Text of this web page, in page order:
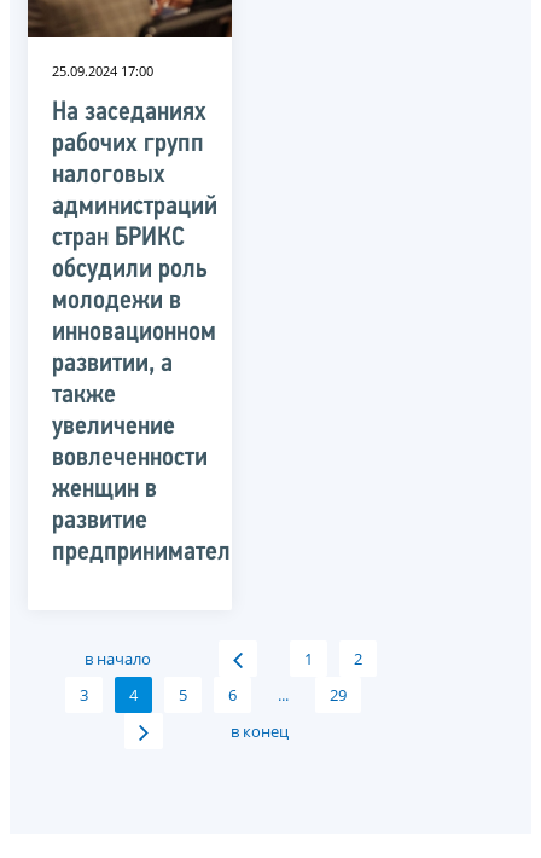
25.09.2024 17:00
На заседаниях
рабочих групп
налоговых
администраций
стран БРИКС
обсудили роль
молодежи в
инновационном
развитии, а
также
увеличение
вовлеченности
женщин в
развитие
предпринимательства
в начало 1
2
3
4 5 6 ...
29
в конец